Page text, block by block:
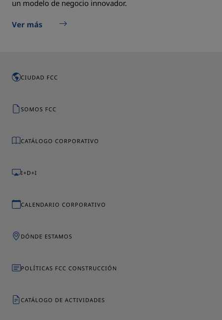
un modelo de negocio innovador.
Ver más
CIUDAD FCC
SOMOS FCC
CATÁLOGO CORPORATIVO
I+D+I
CALENDARIO CORPORATIVO
DÓNDE ESTAMOS
POLÍTICAS FCC CONSTRUCCIÓN
CATÁLOGO DE ACTIVIDADES